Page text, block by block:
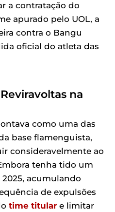
a contratação do
apurado pelo UOL, a
contra o Bangu
oficial do atleta das
na
como uma das
base flamenguista,
consideravelmente ao
tenha tido um
acumulando
de expulsões
time titular e limitar